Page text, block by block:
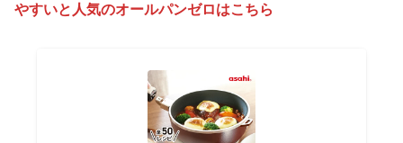
やすいと人気のオールパンゼロはこちら